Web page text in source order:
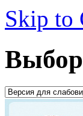
Skip to
Выбор